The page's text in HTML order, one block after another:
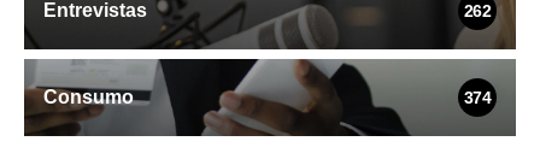
Entrevistas 262
Consumo 374